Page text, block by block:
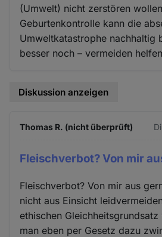
(Umwelt) nicht zerstören
Geburtenkontrolle kann die
Umweltkatastrophe nachhaltig
besser noch – vermeiden
Diskussion anzeigen
Thomas R. (nicht überprüft)
Fleischverbot? Von mir
Fleischverbot? Von mir aus
nicht aus Einsicht
ethischen
man eben per Gesetz dazu